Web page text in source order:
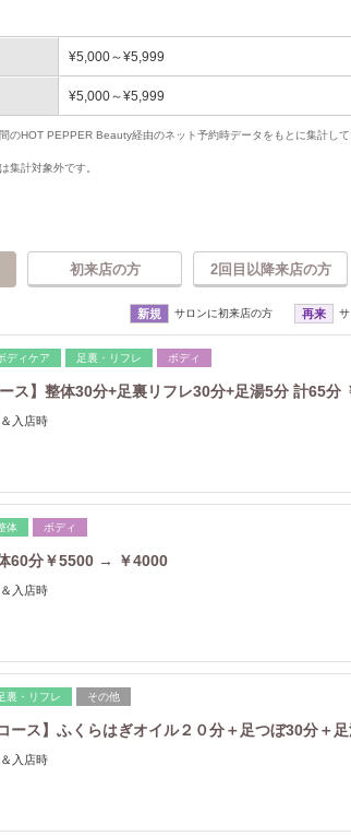
¥5,000～¥5,999
¥5,000～¥5,999
のHOT PEPPER Beauty経由のネット予約時データをもとに集計して
集計対象外です。
初来店の方 2回目以降来店の方
新規 サロンに初来店の方 再来
ディケア 足裏・リフレ ボディ
ース】整体30分+足裏リフレ30分+足湯5分 計65
入店時
体 ボディ
60分￥5500 → ￥4000
入店時
裏・リフレ その他
ース】ふくらはぎオイル２０分＋足つぼ30分＋
入店時